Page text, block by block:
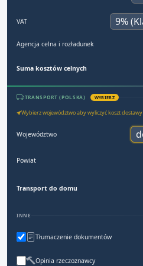
VAT
Agencja celna i rozładunek
Suma kosztów celnych
TRANSPORT (POLSKA) WYBIERZ
Wybierz województwo aby wyliczyć koszt dostawy
Województwo
Powiat
Transport do domu
INNE
Tłumaczenie dokumentów
Opinia rzeczoznawcy